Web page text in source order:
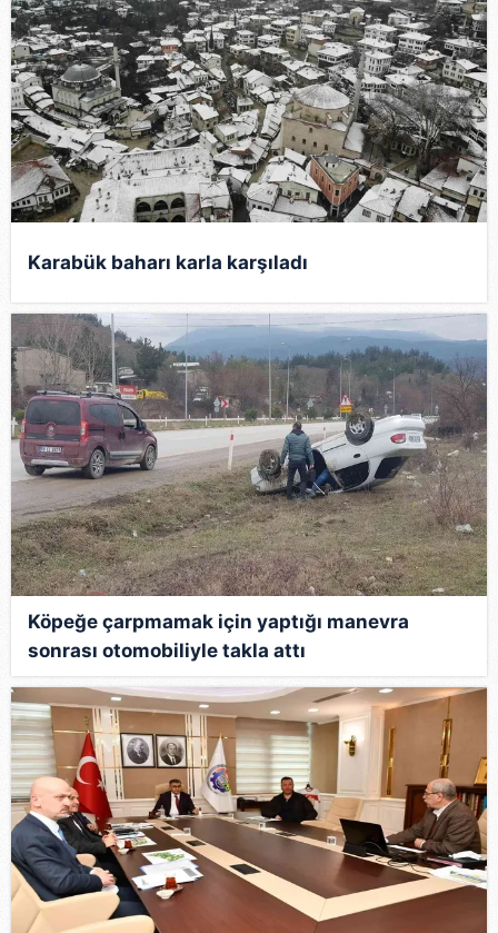
Karabük baharı karla karşıladı
Köpeğe çarpmamak için yaptığı manevra
sonrası otomobiliyle takla attı